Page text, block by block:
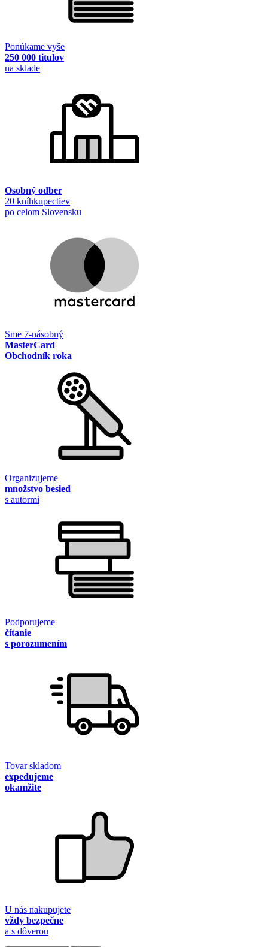
Ponúkame vyše
250 000 titulov
na sklade
Osobný odber
20 kníhkupectiev
po celom Slovensku
Sme 7-násobný
MasterCard
Obchodník roka
Organizujeme
množstvo besied
s autormi
Podporujeme
čítanie
s porozumením
Tovar skladom
expedujeme
okamžite
U nás nakupujete
vždy bezpečne
a s dôverou